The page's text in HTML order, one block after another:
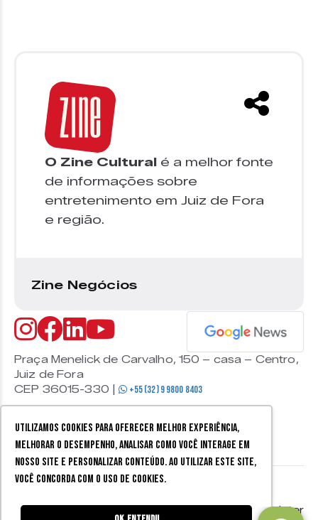
Utilizamos cookies para oferecer melhor experiência,
melhorar o desempenho, analisar como você interage em
nosso site e personalizar conteúdo. Ao utilizar este site,
você concorda com o uso de cookies.
O Zine Cultural é a melhor fonte
de informações sobre
entretenimento em Juiz de Fora
e região.
Zine Negócios
Praça Menelick de Carvalho, 150 – casa – Centro,
Juiz de Fora
CEP 36015-330 |
+55 (32) 9 9800 8403
Mobister